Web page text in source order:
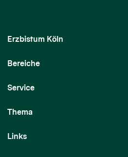
Erzbistum Köln
Bereiche
Service
Thema
Links